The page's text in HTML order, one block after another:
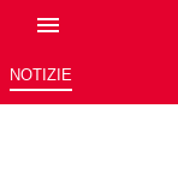
NOTIZIE